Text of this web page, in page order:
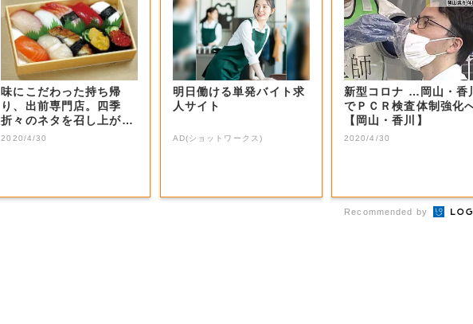
味にこだわった持ち帰
り、出前専門店。四季
折々のネタを召し上が
れ。
2020/4/30
明日働ける単発バイト求
人サイト
AD(ショットワークス)
新型コロナ …岡山・香
でＰＣＲ検査体制強化
【岡山・香川】
2020/4/30
Recommended by